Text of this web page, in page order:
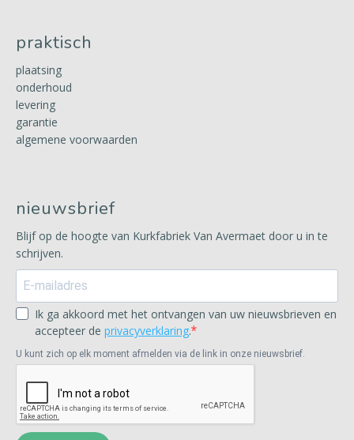
praktisch
plaatsing
onderhoud
levering
garantie
algemene voorwaarden
nieuwsbrief
Blijf op de hoogte van Kurkfabriek Van Avermaet door u in te
schrijven.
Ik ga akkoord met het ontvangen van uw nieuwsbrieven en
accepteer de privacyverklaring.
U kunt zich op elk moment afmelden via de link in onze nieuwsbrief.